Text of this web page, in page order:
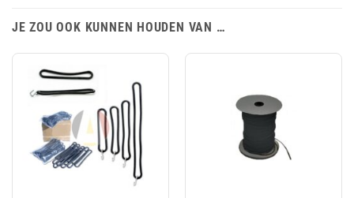
JE ZOU OOK KUNNEN HOUDEN VAN …